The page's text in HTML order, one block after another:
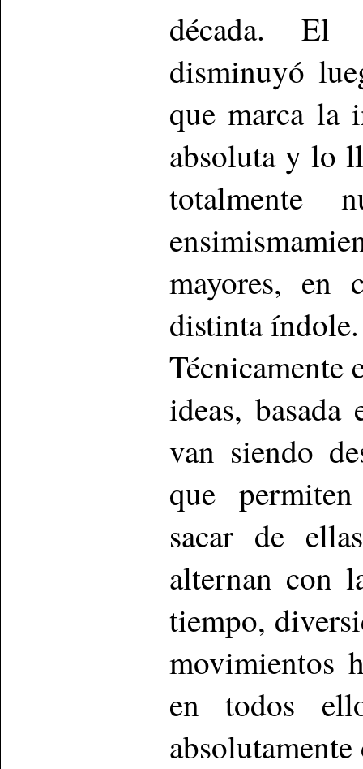
década. El
disminuyó
que marca la
absoluta y lo
totalmente
mayores, en
distinta índole.
Técnicamente
ideas,
van siendo
que
sacar de
alternan con
tiempo,
movimientos
en todos